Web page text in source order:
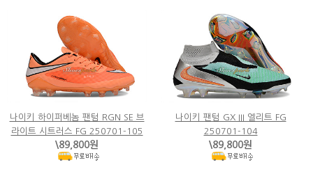
나이키 하이퍼베놈 팬텀 RGN SE 브
라이트 시트러스 FG 250701-105
\89,800원
나이키 팬텀 GX III 엘리트 FG
250701-104
\89,800원